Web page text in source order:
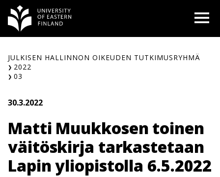
Siirry
sisältöön
JULKISEN HALLINNON OIKEUDEN TUTKIMUSRYHMÄ
2022
03
30.3.2022
Matti Muukkosen toinen
väitöskirja tarkastetaan
Lapin yliopistolla 6.5.2022